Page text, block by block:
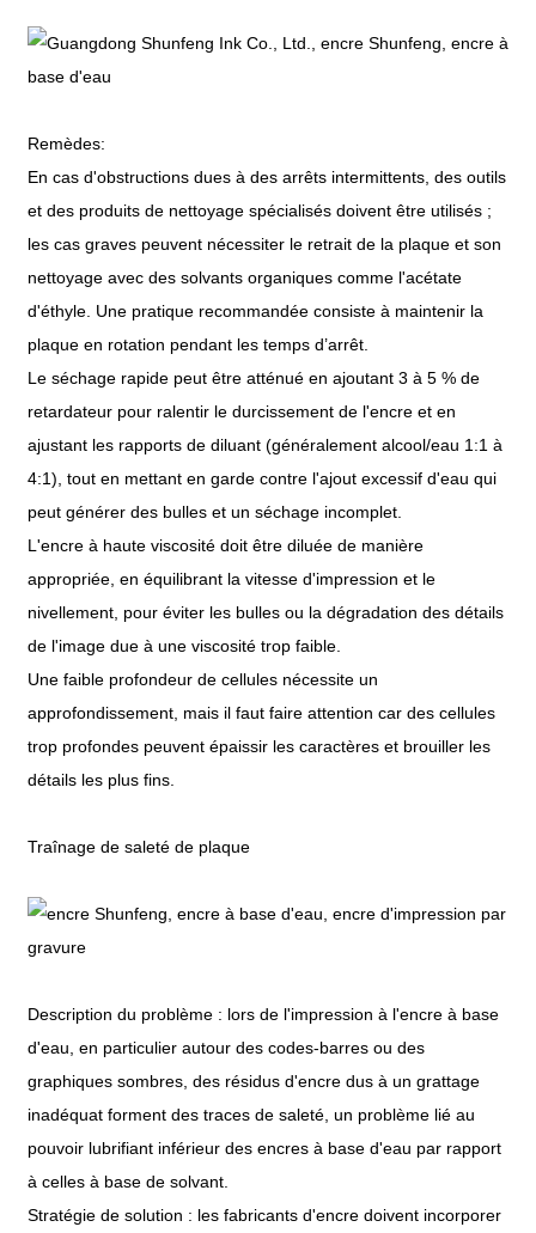
Remèdes:
En cas d'obstructions dues à des arrêts intermittents, des outils
et des produits de nettoyage spécialisés doivent être utilisés ;
les cas graves peuvent nécessiter le retrait de la plaque et son
nettoyage avec des solvants organiques comme l'acétate
d'éthyle. Une pratique recommandée consiste à maintenir la
plaque en rotation pendant les temps d’arrêt.
Le séchage rapide peut être atténué en ajoutant 3 à 5 % de
retardateur pour ralentir le durcissement de l'encre et en
ajustant les rapports de diluant (généralement alcool/eau 1:1 à
4:1), tout en mettant en garde contre l'ajout excessif d'eau qui
peut générer des bulles et un séchage incomplet.
L'encre à haute viscosité doit être diluée de manière
appropriée, en équilibrant la vitesse d'impression et le
nivellement, pour éviter les bulles ou la dégradation des détails
de l'image due à une viscosité trop faible.
Une faible profondeur de cellules nécessite un
approfondissement, mais il faut faire attention car des cellules
trop profondes peuvent épaissir les caractères et brouiller les
détails les plus fins.
Traînage de saleté de plaque
Description du problème : lors de l'impression à l'encre à base
d'eau, en particulier autour des codes-barres ou des
graphiques sombres, des résidus d'encre dus à un grattage
inadéquat forment des traces de saleté, un problème lié au
pouvoir lubrifiant inférieur des encres à base d'eau par rapport
à celles à base de solvant.
Stratégie de solution : les fabricants d'encre doivent incorporer